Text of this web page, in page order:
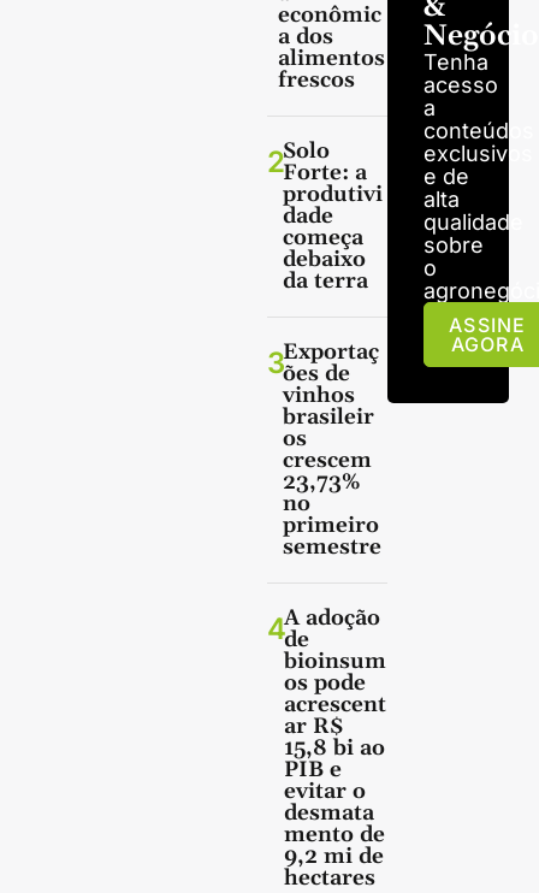
econômic
a dos
alimentos
frescos
2Solo
Forte: a
produtivi
dade
começa
debaixo
da terra
3Exportaç
ões de
vinhos
brasileir
os
crescem
23,73%
no
primeiro
semestre
4A adoção
de
bioinsum
os pode
acrescent
ar R$
15,8 bi ao
PIB e
evitar o
desmata
mento de
9,2 mi de
hectares
Tenha
acesso
a
conteúdos
exclusivos
e de
alta
qualidade
sobre
o
ASSINE
AGORA